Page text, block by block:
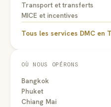
Transport et transferts
MICE et incentives
Tous les services DMC en
OÙ NOUS OPÉRONS
Bangkok
Phuket
Chiang Mai